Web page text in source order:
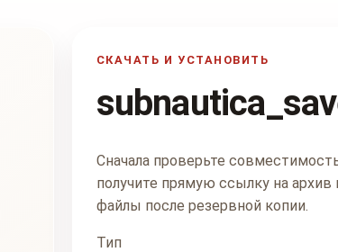
СКАЧАТЬ И УСТАНОВИТЬ
Сначала проверьте
получите прямую ссылку на архив
файлы после резервной копии.
Тип